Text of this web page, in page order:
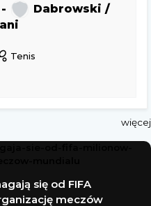
-
Dabrowski /
Tenis
więcej
się od FIFA
meczów